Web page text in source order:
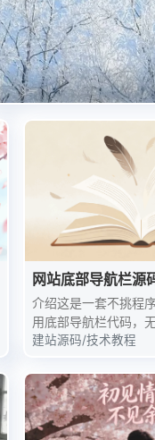
网站底部导航栏源
网站代码
介绍这是一套不挑程
用底部导航栏代码，
站、个人主页还是导
局、深色模式适配，
移动端固定显示，不
建站源码/技术教程